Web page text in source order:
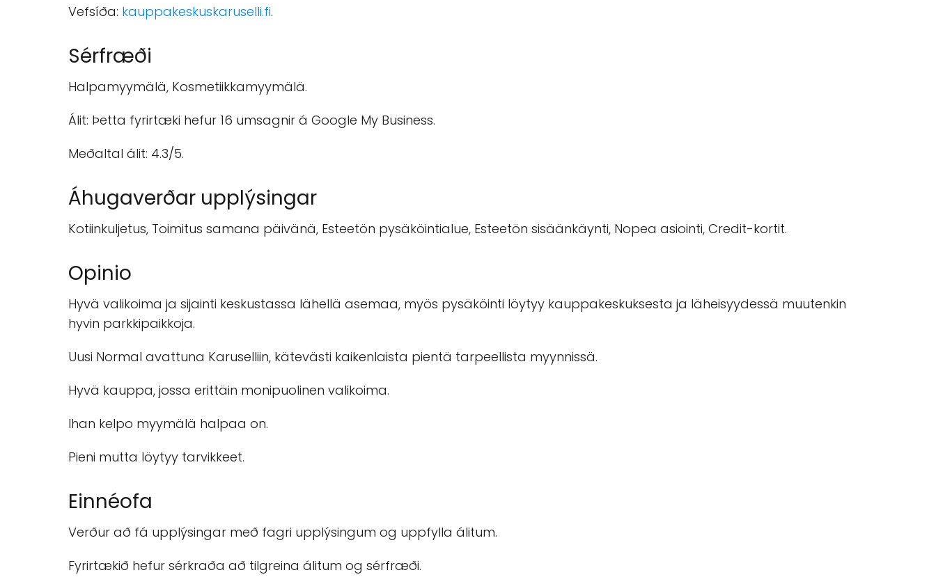
Vefsíða: kauppakeskuskaruselli.fi.
Sérfræði
Halpamyymälä, Kosmetiikkamyymälä.
Álit: Þetta fyrirtæki hefur 16 umsagnir á Google My Business.
Meðaltal álit: 4.3/5.
Áhugaverðar upplýsingar
Kotiinkuljetus, Toimitus samana päivänä, Esteetön pysäköintialue, Esteetön sisäänkäynti, Nopea asiointi, Credit-kortit.
Opinio
Hyvä valikoima ja sijainti keskustassa lähellä asemaa, myös pysäköinti löytyy kauppakeskuksesta ja läheisyydessä muutenkin
hyvin parkkipaikkoja.
Uusi Normal avattuna Karuselliin, kätevästi kaikenlaista pientä tarpeellista myynnissä.
Hyvä kauppa, jossa erittäin monipuolinen valikoima.
Ihan kelpo myymälä halpaa on.
Pieni mutta löytyy tarvikkeet.
Einnéofa
Verður að fá upplýsingar með fagri upplýsingum og uppfylla álitum.
Fyrirtækið hefur sérkraða að tilgreina álitum og sérfræði.